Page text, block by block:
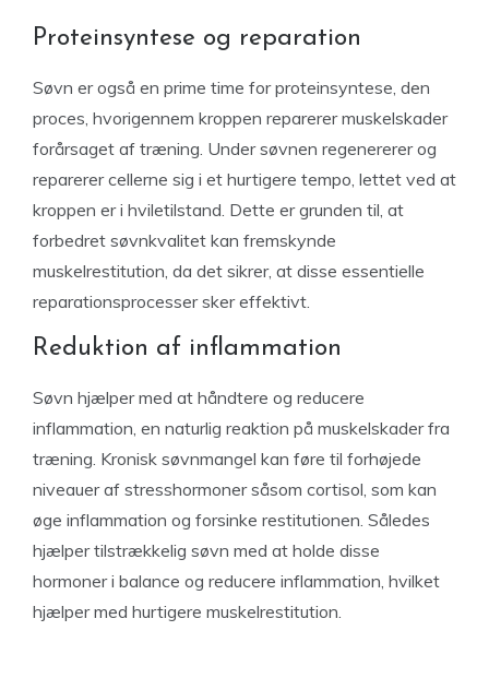
Proteinsyntese og reparation
Søvn er også en prime time for proteinsyntese, den
proces, hvorigennem kroppen reparerer muskelskader
forårsaget af træning. Under søvnen regenererer og
reparerer cellerne sig i et hurtigere tempo, lettet ved at
kroppen er i hviletilstand. Dette er grunden til, at
forbedret søvnkvalitet kan fremskynde
muskelrestitution, da det sikrer, at disse essentielle
reparationsprocesser sker effektivt.
Reduktion af inflammation
Søvn hjælper med at håndtere og reducere
inflammation, en naturlig reaktion på muskelskader fra
træning. Kronisk søvnmangel kan føre til forhøjede
niveauer af stresshormoner såsom cortisol, som kan
øge inflammation og forsinke restitutionen. Således
hjælper tilstrækkelig søvn med at holde disse
hormoner i balance og reducere inflammation, hvilket
hjælper med hurtigere muskelrestitution.